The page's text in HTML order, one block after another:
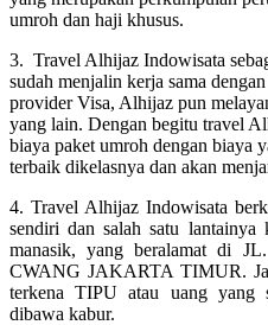
umroh dan haji khusus.
3. Travel Alhijaz Indowisata
sudah menjalin kerja sama
provider Visa, Alhijaz pun
yang lain. Dengan begitu travel
biaya paket umroh dengan biaya
terbaik dikelasnya dan akan
4. Travel Alhijaz Indowisata
sendiri dan salah satu lantainya
manasik, yang beralamat di
CWANG JAKARTA TIMUR.
terkena TIPU atau uang yang
dibawa kabur.